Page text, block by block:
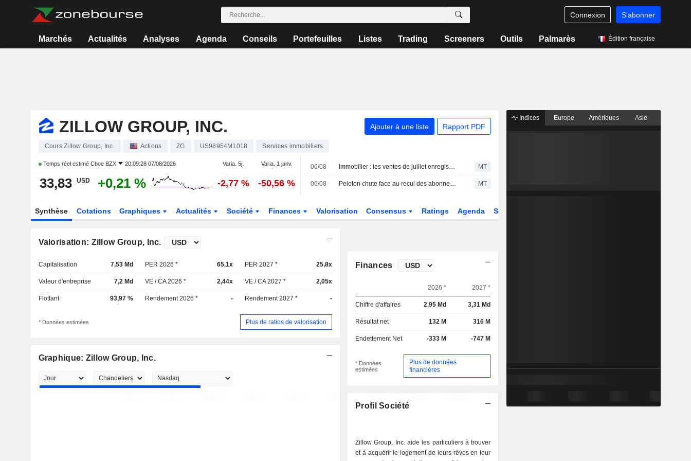
Connexion S'abonner
Marchés Actualités Analyses Agenda Conseils Portefeuilles Listes Trading Screeners Outils Palmarès Édition française
ZILLOW GROUP, INC. Ajouter à une liste Rapport PDF
Cours Zillow Group, Inc. Actions ZG US98954M1018 Services immobiliers
Temps réel estimé Cboe BZX 20:09:28 07/08/2026 Varia. 5j. Varia. 1 janv.
33,83 USD +0,21 % -2,77 % -50,56 %
06/08 Immobilier : les ventes de juillet enregistrent leur plus forte croissance annuelle de 2026, mais pourraient marquer le pic de l'année selon Zillow MT
06/08 Peloton chute face au recul des abonnements ; Six Flags recule après des revenus décevants | Mouvements de marché MT
Synthèse Cotations Graphiques Actualités Société Finances Valorisation Consensus Ratings Agenda Secteur
Valorisation: Zillow Group, Inc.
Capitalisation 7,53 Md PER 2026 * 65,1x PER 2027 * 25,8x
Valeur d'entreprise 7,2 Md VE / CA 2026 * 2,44x VE / CA 2027 * 2,05x
Flottant 93,97 % Rendement 2026 * - Rendement 2027 * -
* Données estimées Plus de ratios de valorisation
Graphique: Zillow Group, Inc.
Finances
2026 * 2027 *
Chiffre d'affaires 2,95 Md 3,31 Md
Résultat net 132 M 316 M
Endettement Net -333 M -747 M
* Données
estimées
Plus de données
financières
Profil Société
Zillow Group, Inc. aide les particuliers à trouver
et à acquérir le logement de leurs rêves en leur
Indices Europe Amériques Asie